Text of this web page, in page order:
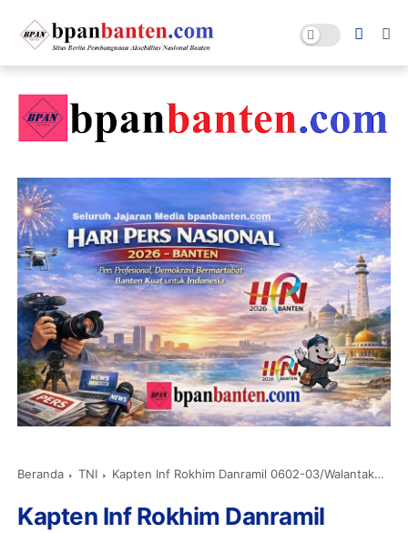
Beranda TNI Kapten Inf Rokhim Danramil 0602-03/Walantaka Hadiri Peringatan Isra Mi'raj Nabi Muhammad SAW 1446 H
Kapten Inf Rokhim Danramil